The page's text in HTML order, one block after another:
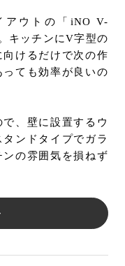
アウトの「iNO V-
キッチンにV字型の
けるだけで次の作
ても効率が良いの
、壁に設置するウ
ンドタイプでガラ
の雰囲気を損ねず